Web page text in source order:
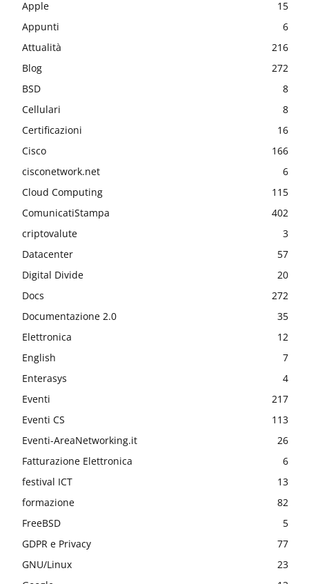
Apple
15
Appunti
6
Attualità
216
Blog
272
BSD
8
Cellulari
8
Certificazioni
16
Cisco
166
cisconetwork.net
6
Cloud Computing
115
ComunicatiStampa
402
criptovalute
3
Datacenter
57
Digital Divide
20
Docs
272
Documentazione 2.0
35
Elettronica
12
English
7
Enterasys
4
Eventi
217
Eventi CS
113
Eventi-AreaNetworking.it
26
Fatturazione Elettronica
6
festival ICT
13
formazione
82
FreeBSD
5
GDPR e Privacy
77
GNU/Linux
23